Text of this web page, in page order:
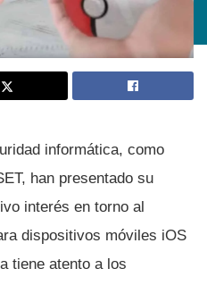
informática, como
han presentado su
interés en torno al
dispositivos móviles iOS
tiene atento a los